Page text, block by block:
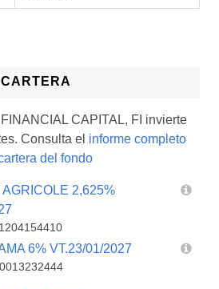
CAPITAL, FI invierte
Consulta el informe completo
del fondo
2,625%
6% VT.23/01/2027